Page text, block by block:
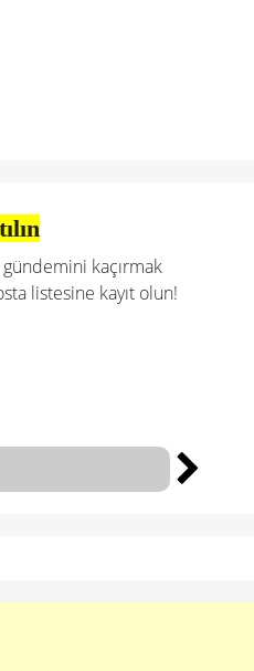
kaçırmak
listesine kayıt olun!